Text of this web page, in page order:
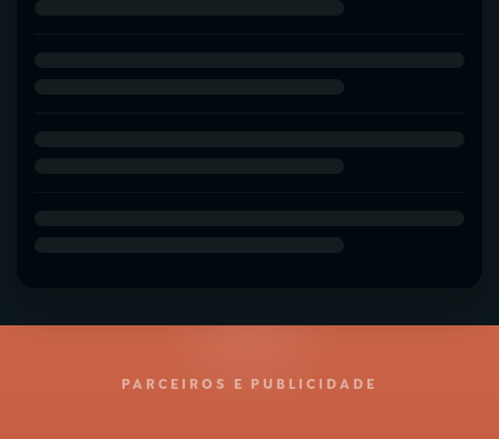
PARCEIROS E PUBLICIDADE